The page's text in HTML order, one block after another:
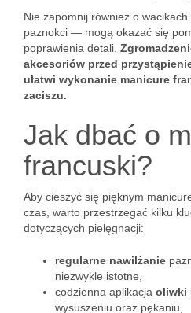
Nie zapomnij również o
paznokci — mogą okazać się
poprawienia detali.
akcesoriów przed
ułatwi wykonanie manicure
zaciszu.
Jak dbać o
francuski?
Aby cieszyć się pięknym
czas, warto przestrzegać kilku
dotyczących pielęgnacji:
regularne nawilżanie
niezwykle istotne,
codzienna aplikacja oliwki
wysuszeniu oraz pękaniu,